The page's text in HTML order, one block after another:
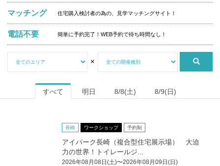
マッチング 住宅購入検討者の為の、見学マッチングサイト！
電話不要 簡単に予約完了！WEB予約で待ち時間なし！
×
すべて 明日 8/8(土) 8/9(日)
長崎 ワークショップ 予約制
アイパーク長崎（複合型住宅展示場） 大迫
力の世界！トイレールジ...
2026年08月08日(土)〜2026年08月09日(日)